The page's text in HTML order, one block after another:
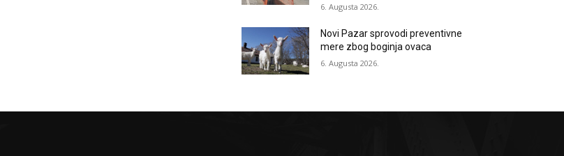
6. Augusta 2026.
Novi Pazar sprovodi preventivne
mere zbog boginja ovaca
6. Augusta 2026.